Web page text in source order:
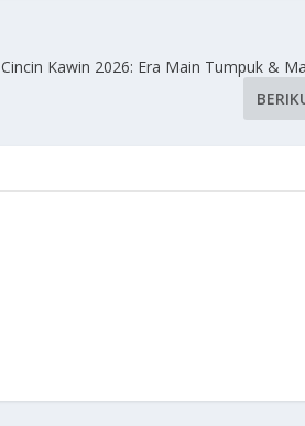
Cincin Kawin 2026: Era Main Tumpuk &